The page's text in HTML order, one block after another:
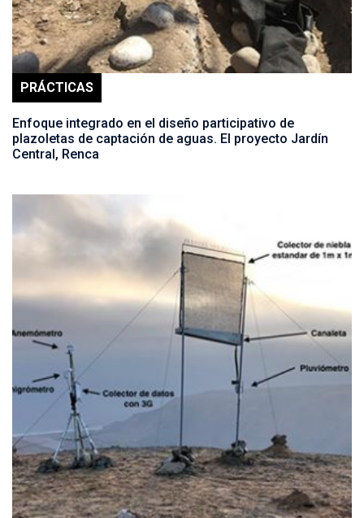
PRÁCTICAS
Enfoque integrado en el diseño participativo de
plazoletas de captación de aguas. El proyecto Jardín
Central, Renca